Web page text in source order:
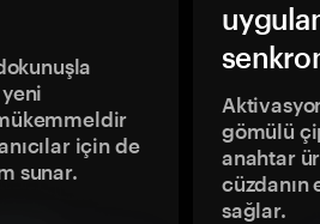
için de
sunar.
gömülü
anahtar
sağlar.